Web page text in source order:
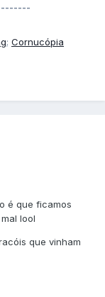
; Cornucópia
é que ficamos
lool
que vinham